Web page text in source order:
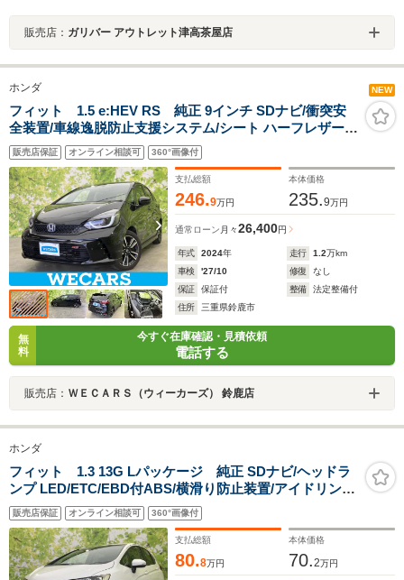
販売店： ガリバー アウトレット津高茶屋店
ホンダ NEW
フィット 1.5 e:HEV RS 純正 9インチ SDナビ/衝突安
全装置/車線逸脱防止支援システム/シート ハーフレザー/
ヘッドランプ LED/ETC/EBD付ABS/横滑り防止装置/アイ
ドリングストップ
販売店保証 オンライン相談可 360°画像付
支払総額
246.9万円
本体価格
235.9万円
通常ローン 月々26,400円
年式 2024年 走行 1.2万km
車検
'27/10 修復
なし
保証
保証付 整備
法定整備付
住所
三重県鈴鹿市
無
料
今すぐ在庫確認・見積依頼
電話する
販売店： ＷＥＣＡＲＳ（ウィーカーズ） 鈴鹿店
ホンダ
フィット 1.3 13G Lパッケージ 純正 SDナビ/ヘッドラ
ンプ LED/ETC/EBD付ABS/横滑り防止装置/アイドリング
ストップ/バックモニター/ワンセグTV/エアバッグ 運転席/
エアバッグ 助手席/衝突安全ボディ
販売店保証 オンライン相談可 360°画像付
支払総額
80.8万円
本体価格
70.2万円